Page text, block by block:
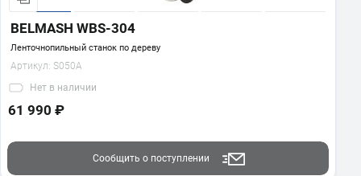
BELMASH WBS-304
Ленточнопильный станок по дереву
Артикул: S050A
Нет в наличии
61 990 ₽
Сообщить о поступлении